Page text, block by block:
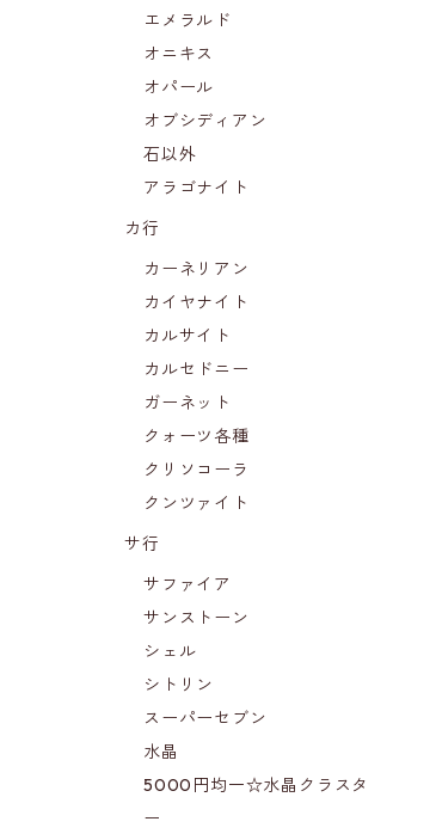
エメラルド
オニキス
オパール
オブシディアン
石以外
アラゴナイト
カ行
カーネリアン
カイヤナイト
カルサイト
カルセドニー
ガーネット
クォーツ各種
クリソコーラ
クンツァイト
サ行
サファイア
サンストーン
シェル
シトリン
スーパーセブン
水晶
5000円均一☆水晶クラスタ
ー